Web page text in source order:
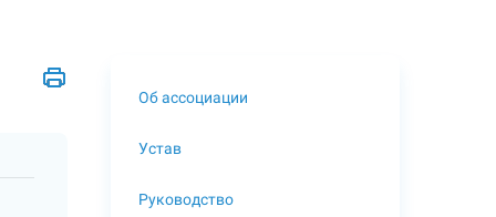
Об ассоциации
Устав
Руководство